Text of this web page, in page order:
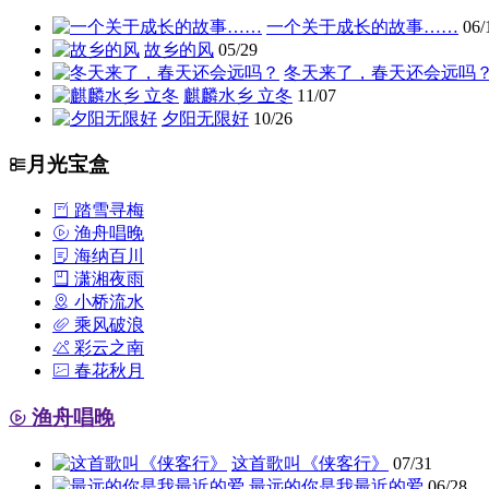
一个关于成长的故事…… 06/
故乡的风 05/29
冬天来了，春天还会远吗？
麒麟水乡 立冬 11/07
夕阳无限好 10/26
月光宝盒
踏雪寻梅
渔舟唱晚
海纳百川
潇湘夜雨
小桥流水
乘风破浪
彩云之南
春花秋月
渔舟唱晚
这首歌叫《侠客行》
07/31